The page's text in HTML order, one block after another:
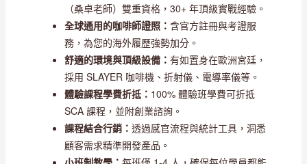
（桑卓老師）雙重資格，30+ 年頂級實戰經驗。
全球通用的咖啡師證照： 含官方註冊與考證服
務，為您的海外履歷強勢加分。
舒適的環境與頂級設備： 有如置身在歐洲宮廷，
採用 SLAYER 咖啡機、折射儀、電導率儀等。
體驗課程學費折抵： 100% 體驗班學費可折抵
SCA 課程，並附創業諮詢。
課程結合行銷： 透過感官流程與統計工具，洞悉
顧客需求精準開發產品。